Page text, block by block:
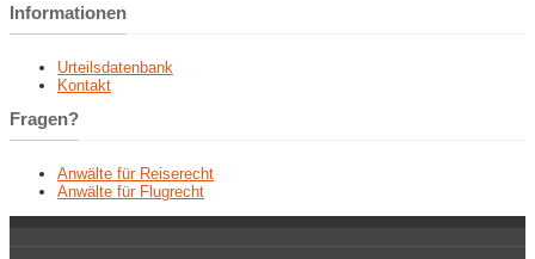
Informationen
Urteilsdatenbank
Kontakt
Fragen?
Anwälte für Reiserecht
Anwälte für Flugrecht